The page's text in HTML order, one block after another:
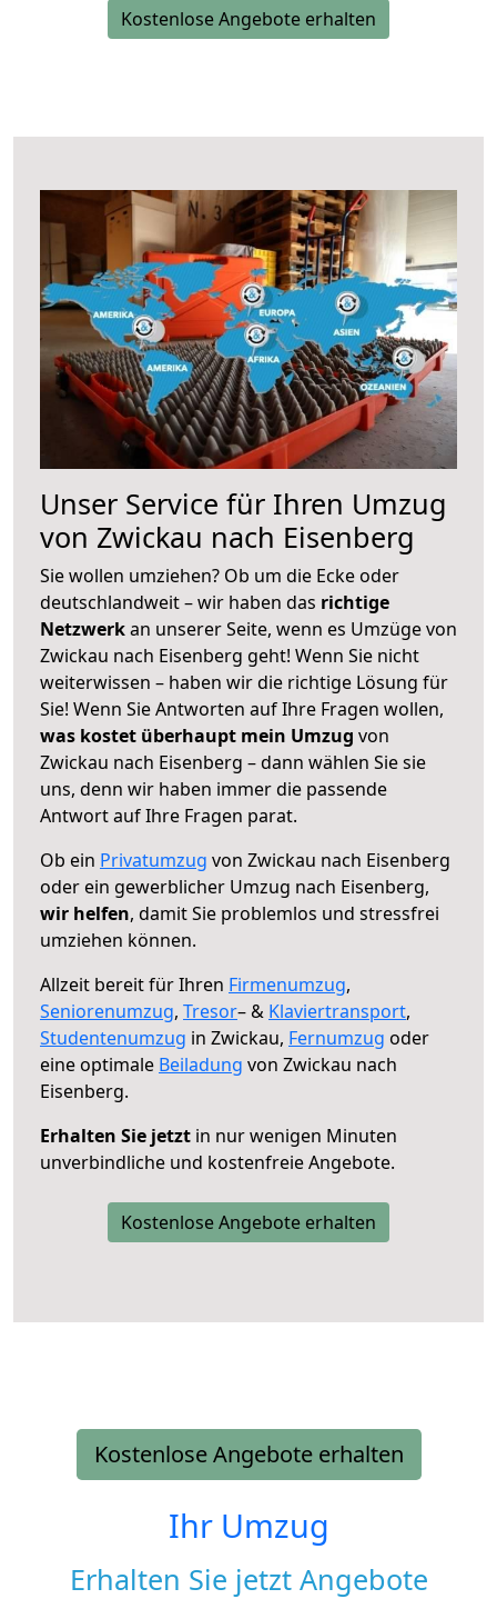
Kostenlose Angebote erhalten
Unser Service für Ihren Umzug
von Zwickau nach Eisenberg
Sie wollen umziehen? Ob um die Ecke oder
deutschlandweit – wir haben das richtige
Netzwerkan unserer Seite, wenn es Umzüge von
Zwickau nach Eisenberg geht! Wenn Sie nicht
weiterwissen – haben wir die richtige Lösung für
Sie! Wenn Sie Antworten auf Ihre Fragen wollen,
was kostet überhaupt mein Umzug von
Zwickau nach Eisenberg – dann wählen Sie sie
uns, denn wir haben immer die passende
Antwort auf Ihre Fragen parat.
Ob ein Privatumzug von Zwickau nach Eisenberg
oder ein gewerblicher Umzug nach Eisenberg,
wir helfen, damit Sie problemlos und stressfrei
umziehen können.
Allzeit bereit für Ihren Firmenumzug,
Seniorenumzug, Tresor– & Klaviertransport,
Studentenumzug in Zwickau, Fernumzug oder
eine optimale Beiladung von Zwickau nach
Eisenberg.
Erhalten Sie jetzt in nur wenigen Minuten
unverbindliche und kostenfreie Angebote.
Kostenlose Angebote erhalten
Kostenlose Angebote erhalten
Ihr Umzug
Erhalten Sie jetzt Angebote